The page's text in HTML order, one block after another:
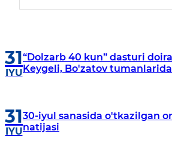
31
IYU
“Dolzarb 40 kun” dasturi
Keygeli, Bo'zatov
31
IYU
30-iyul sanasida o'tkazilgan
natijasi